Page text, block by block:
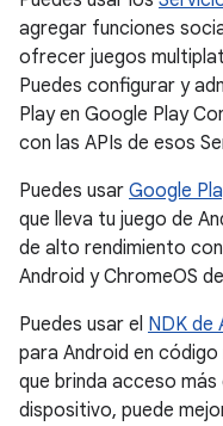
agregar funciones
ofrecer juegos
Puedes configurar y
Play en Google Play
con las APIs de esos
Puedes usar Google
que lleva tu juego de
de alto rendimiento
Android y ChromeOS
Puedes usar el NDK de
para Android en
que brinda acceso
dispositivo, puede